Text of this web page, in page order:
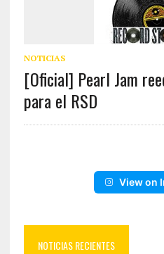
NOTICIAS
[Oficial] Pearl Jam
para el RSD
View on
NOTICIAS RECIENTES